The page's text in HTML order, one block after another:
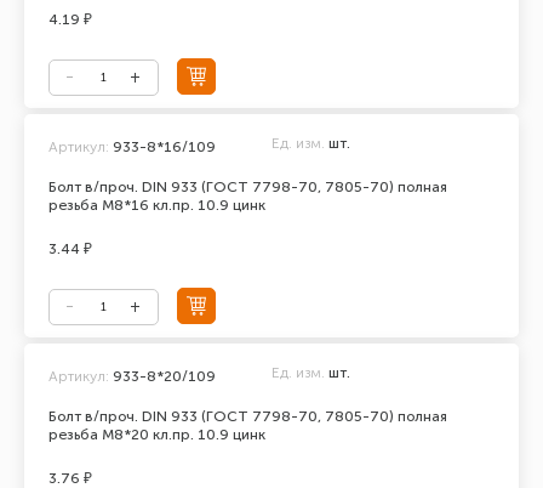
4.19 ₽
Болт в/проч. DIN 933 (ГОСТ 7798-70, 7805-70) полная
резьба М8*16 кл.пр. 10.9 цинк
Артикул: 933-8*16/109 Ед. изм. шт.
3.44 ₽
Болт в/проч. DIN 933 (ГОСТ 7798-70, 7805-70) полная
резьба М8*20 кл.пр. 10.9 цинк
Артикул: 933-8*20/109 Ед. изм. шт.
3.76 ₽